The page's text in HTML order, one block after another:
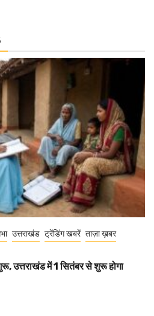
उत्तराखंड ट्रेंडिंग खबरें ताज़ा ख़बर
उत्तराखंड में 1 सितंबर से शुरू होगा